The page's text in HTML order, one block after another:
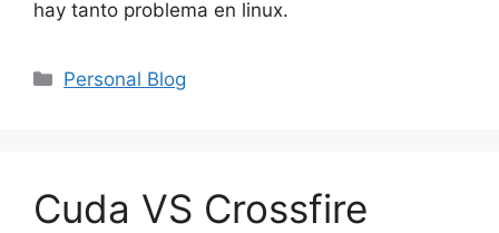
hay tanto problema en linux.
Categorías
Personal Blog
Cuda VS Crossfire